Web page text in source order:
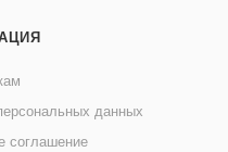
данных
соглашение